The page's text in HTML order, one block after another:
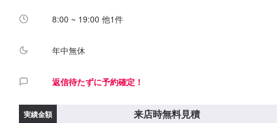
8:00 ~ 19:00 他1件
年中無休
返信待たずに予約確定！
実績金額 来店時無料見積